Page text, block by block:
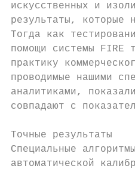
искусственных и
результаты,
Тогда как
помощи системы FIRE
практику
проводимые нашими
аналитиками,
совпадают с
Точные
Специальные
автоматической